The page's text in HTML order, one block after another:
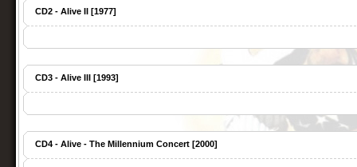
CD2 - Alive II [1977]
CD3 - Alive III [1993]
CD4 - Alive - The Millennium Concert [2000]